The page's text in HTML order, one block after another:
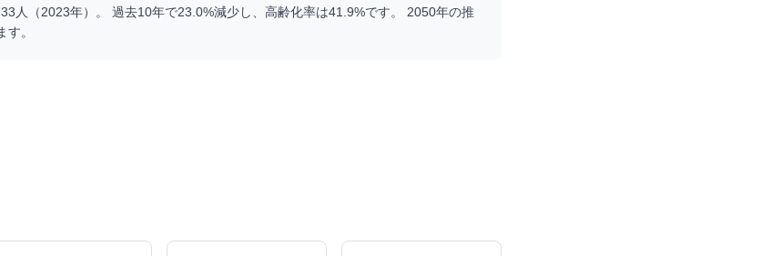
人（2023年）。 過去10年で23.0%減少し、高齢化率は41.9%です。 2050年の推
す。